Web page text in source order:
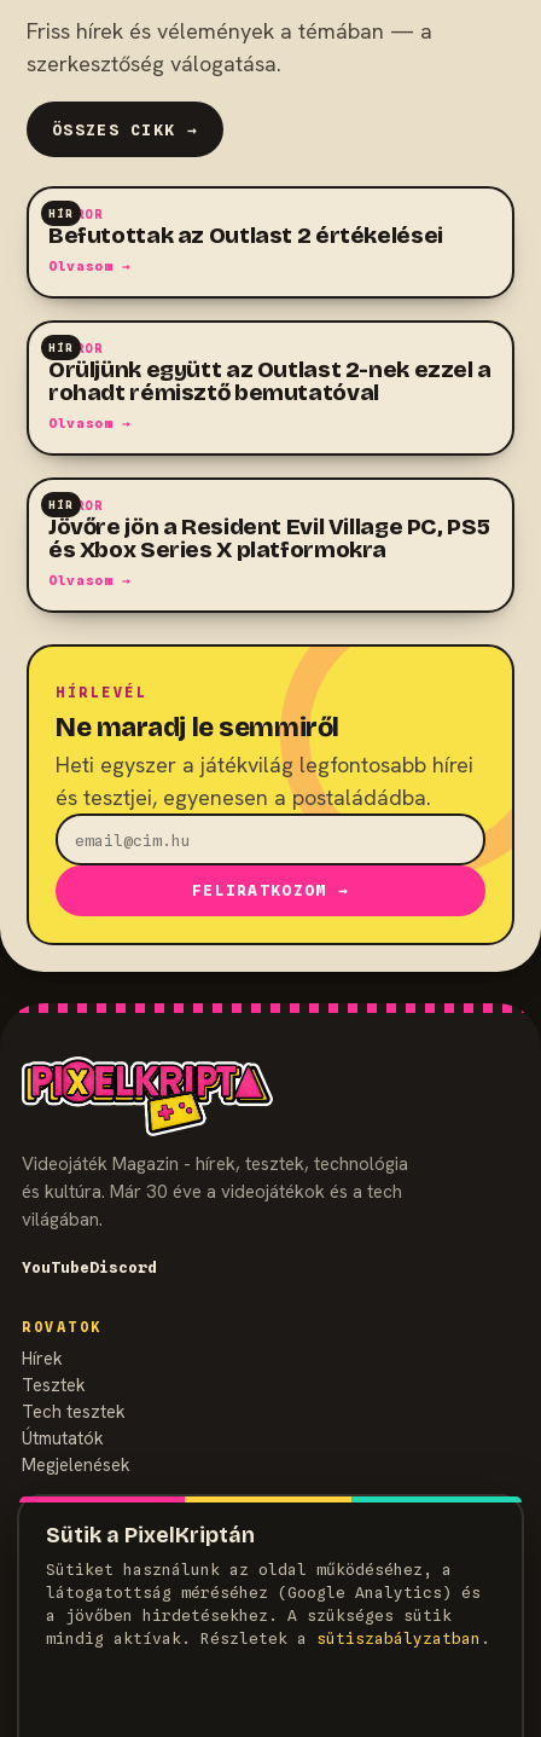
Sütik a PixelKriptán
Sütiket használunk az oldal működéséhez, a
látogatottság méréséhez (Google Analytics) és
a jövőben hirdetésekhez. A szükséges sütik
mindig aktívak. Részletek a
süti­szabályzatban .
Friss hírek és vélemények a témában — a
szerkesztőség válogatása.
ÖSSZES CIKK →
HÍR
HORROR
Befutottak az Outlast 2 értékelései
Olvasom →
HÍR
HORROR
Örüljünk együtt az Outlast 2-nek ezzel a
rohadt rémisztő bemutatóval
Olvasom →
HÍR
HORROR
Jövőre jön a Resident Evil Village PC, PS5
és Xbox Series X platformokra
Olvasom →
HÍRLEVÉL
Ne maradj le semmiről
Heti egyszer a játékvilág legfontosabb hírei
és tesztjei, egyenesen a postaládádba.
FELIRATKOZOM →
Videojáték Magazin - hírek, tesztek, technológia
és kultúra. Már 30 éve a videojátékok és a tech
világában.
YouTubeDiscord
ROVATOK
Hírek
Tesztek
Tech tesztek
Útmutatók
Megjelenések
MAGAZIN
Szerzők
Médiaajánlat
Kapcsolat